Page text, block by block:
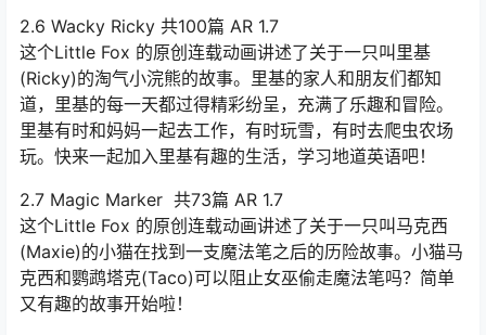
2.6 Wacky Ricky 共100篇 AR 1.7
这个Little Fox 的原创连载动画讲述了关于一只叫里基
(Ricky)的淘气小浣熊的故事。里基的家人和朋友们都知
道，里基的每一天都过得精彩纷呈，充满了乐趣和冒险。
里基有时和妈妈一起去工作，有时玩雪，有时去爬虫农场
玩。快来一起加入里基有趣的生活，学习地道英语吧！
2.7 Magic Marker 共73篇 AR 1.7
这个Little Fox 的原创连载动画讲述了关于一只叫马克西
(Maxie)的小猫在找到一支魔法笔之后的历险故事。小猫马
克西和鹦鹉塔克(Taco)可以阻止女巫偷走魔法笔吗？简单
又有趣的故事开始啦！